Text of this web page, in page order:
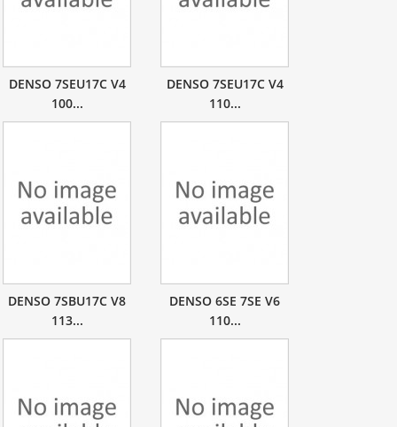
DENSO 7SEU17C V4
100...
DENSO 7SEU17C V4
110...
DENSO 7SBU17C V8
113...
DENSO 6SE 7SE V6
110...